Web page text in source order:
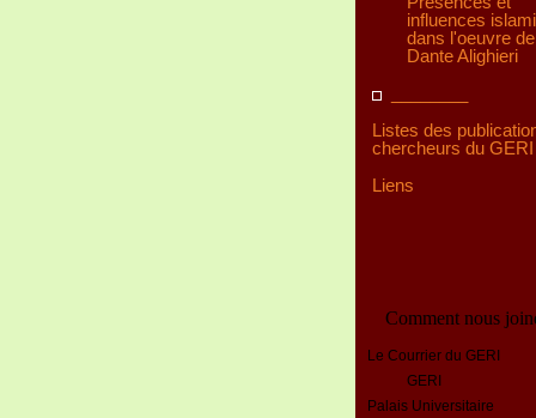
influences
dans l'oeuvre de
Dante Alighieri
Listes des
chercheurs du GERI
Liens
Comment nous
Le Courrier du GERI
GERI
Palais Universitaire